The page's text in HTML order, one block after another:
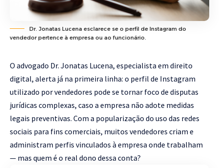
Dr. Jonatas Lucena esclarece se o perfil de Instagram do
vendedor pertence à empresa ou ao funcionário.
O advogado Dr. Jonatas Lucena, especialista em direito
digital, alerta já na primeira linha: o perfil de Instagram
utilizado por vendedores pode se tornar foco de disputas
jurídicas complexas, caso a empresa não adote medidas
legais preventivas. Com a popularização do uso das redes
sociais para fins comerciais, muitos vendedores criam e
administram perfis vinculados à empresa onde trabalham
— mas quem é o real dono dessa conta?